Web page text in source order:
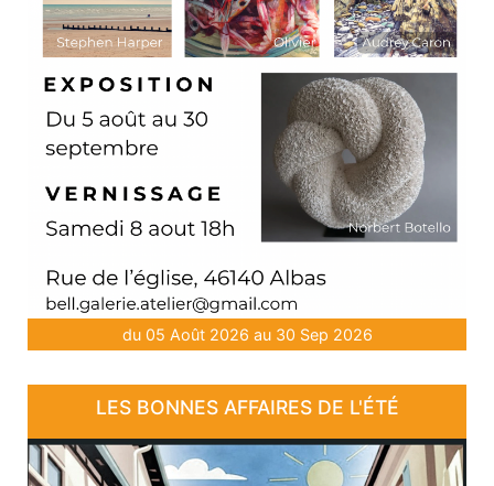
du 05 Août 2026 au 30 Sep 2026
LES BONNES AFFAIRES DE L'ÉTÉ